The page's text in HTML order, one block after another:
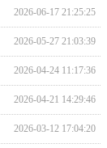
2026-06-17 21:25:25
2026-05-27 21:03:39
2026-04-24 11:17:36
2026-04-21 14:29:46
2026-03-12 17:04:20